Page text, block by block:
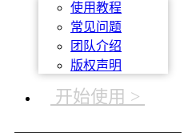
使用教程
常见问题
团队介绍
版权声明
开始使用 >